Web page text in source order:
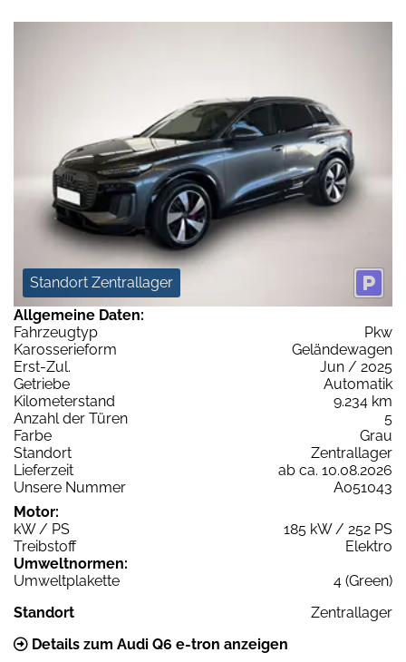
Standort Zentrallager
Allgemeine Daten:
Fahrzeugtyp
Pkw
Karosserieform
Geländewagen
Erst-Zul.
Jun / 2025
Getriebe
Automatik
Kilometerstand
9.234 km
Anzahl der Türen
5
Farbe
Grau
Standort
Zentrallager
Lieferzeit
ab ca. 10.08.2026
Unsere Nummer
A051043
Motor:
kW / PS
185 kW / 252 PS
Treibstoff
Elektro
Umweltnormen:
Umweltplakette
4 (Green)
Standort
Zentrallager
Details zum Audi Q6 e-tron anzeigen